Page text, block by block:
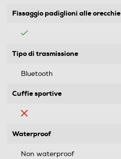
Fissaggio padiglioni alle orecchie
Tipo di trasmissione
Bluetooth
Cuffie sportive
Waterproof
Non waterproof